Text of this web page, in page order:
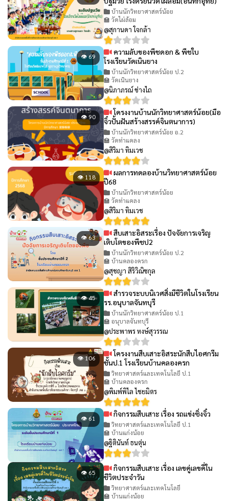
บ้านนักวิทยาศาสตร์น้อย
🏫 วัดไผ่ล้อม
@สุกานดา ใจกล้า
👁 69
ความลับของพืชดอก & พืชใบ
โรงเรียนวัดเนินยาง
บ้านนักวิทยาศาสตร์น้อย ป.2
🏫 วัดเนินยาง
@นิภาภรณ์ ช่างไถ
👁 90
โครงงานบ้านนักวิทยาศาสตร์น้อย(มือ
จิ๋วปั้นฝันสร้างสรรค์จินตนาการ)
บ้านนักวิทยาศาสตร์น้อย อ.2
🏫 วัดท่าแคลง
@สิริมา ทิมเวช
👁 118
ผลการทดลองบ้านวิทยาศาสตร์น้อย
ปี68
บ้านนักวิทยาศาสตร์น้อย
🏫 วัดท่าแคลง
@สิริมา ทิมเวช
👁 63
สืบเสาะอิสระเรื่อง ปัจจัยการเจริญ
เติบโตของพืชป2
บ้านนักวิทยาศาสตร์น้อย ป.2
🏫 บ้านคลองครก
@สุชญา สิริวิณิชกุล
👁 45
สำรวจระบบนิเวศสิ่งมีชีวิตในโรงเรียน
รร.อนุบาลจันทบุรี
บ้านนักวิทยาศาสตร์น้อย ป.1
🏫 อนุบาลจันทบุรี
@ประพาพร หงษ์สุวรรณ
👁 106
โครงงานสืบเสาะอิสระนักสืบไอศกรีม
ชั้นป.1 โรงเรียนบ้านคลองครก
วิทยาศาสตร์และเทคโนโลยี ป.1
🏫 บ้านคลองครก
@พิมพ์พิไล ไชยมิตร
👁 61 กิจกรรมสืบเสาะ เรื่อง รถแข่งซิ่งจิ๋ว
วิทยาศาสตร์และเทคโนโลยี ป.1
🏫 บ้านแก่งน้อย
@ฐิตินันท์ ธนตุ่น
👁 65
กิจกรรมสืบเสาะ เรื่อง เลขคู่เลขคี่ใน
ชีวิตประจำวัน
วิทยาศาสตร์และเทคโนโลยี
🏫 บ้านแก่งน้อย